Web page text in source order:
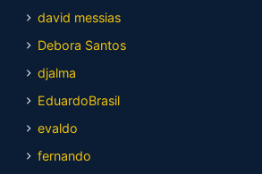
david messias
Debora Santos
djalma
EduardoBrasil
evaldo
fernando